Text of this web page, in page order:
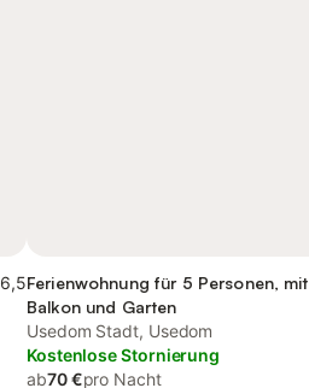
6,5Ferienwohnung für 5 Personen, mit
Balkon und Garten
Usedom Stadt, Usedom
Kostenlose Stornierung
ab70 €pro Nacht